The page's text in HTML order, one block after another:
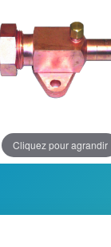
Cliquez pour agrandir